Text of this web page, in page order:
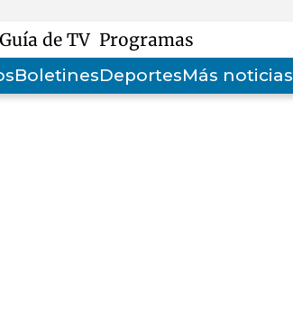
Guía de TV Programas
BoletinesDeportesMás noticias